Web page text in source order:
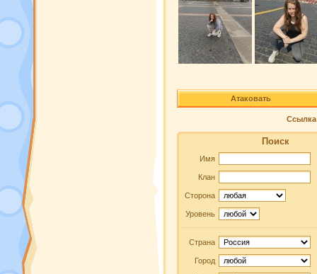
Атаковать
Ссылка
Поиск
Имя
Клан
Сторона
Уровень
Страна
Город